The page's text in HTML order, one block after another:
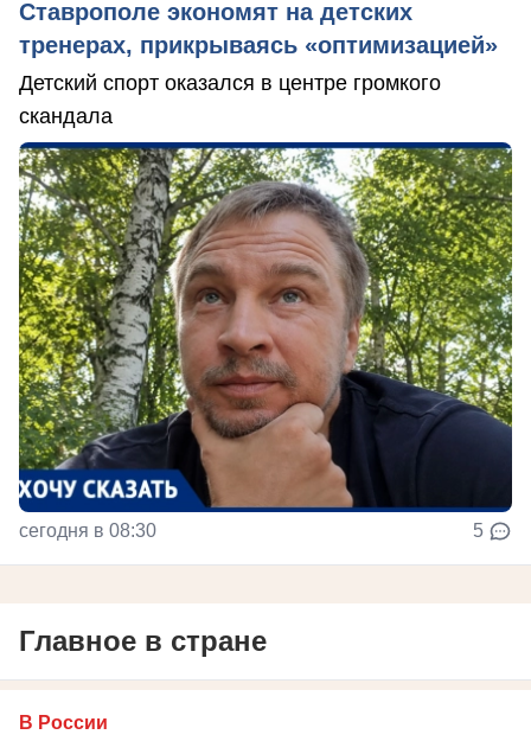
Ставрополе экономят на детских
тренерах, прикрываясь «оптимизацией»
Детский спорт оказался в центре громкого
скандала
сегодня в 08:30 5
Главное в стране
В России